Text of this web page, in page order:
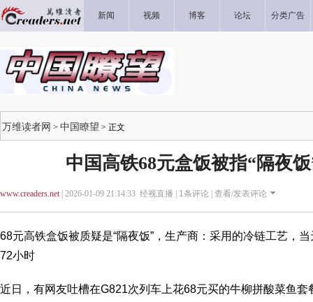
新闻 视频 博客 论坛 分类广告
万维读者网 > 中国瞭望 > 正文
中国高铁68元盒饭被指“隔夜
www.creaders.net| 2026-01-09 21:14:33 经视直播 | 1条评论 | 查看/发表评论
68元高铁盒饭被质疑是“隔夜饭”，生产商：采用的冷链工艺，
72小时
近日，有网友吐槽在G821次列车上花68元买的牛柳拼酸菜鱼套